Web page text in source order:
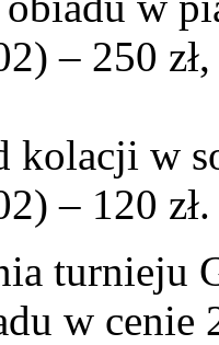
– 250
kolacji w
– 120 zł.
turnieju
w cenie